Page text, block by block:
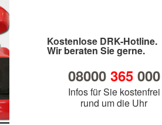
Kostenlose DRK-Hotline.
Wir beraten Sie gerne.
08000 365000
Infos für Sie kostenfrei
rund um die Uhr